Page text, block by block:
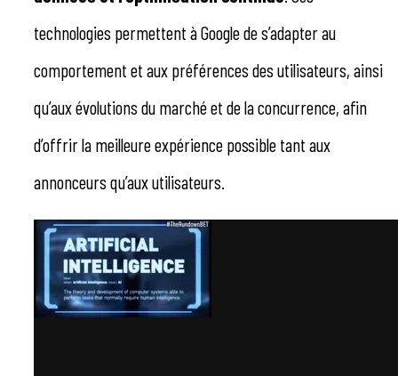
technologies permettent à Google de s’adapter au
comportement et aux préférences des utilisateurs, ainsi
qu’aux évolutions du marché et de la concurrence, afin
d’offrir la meilleure expérience possible tant aux
annonceurs qu’aux utilisateurs.